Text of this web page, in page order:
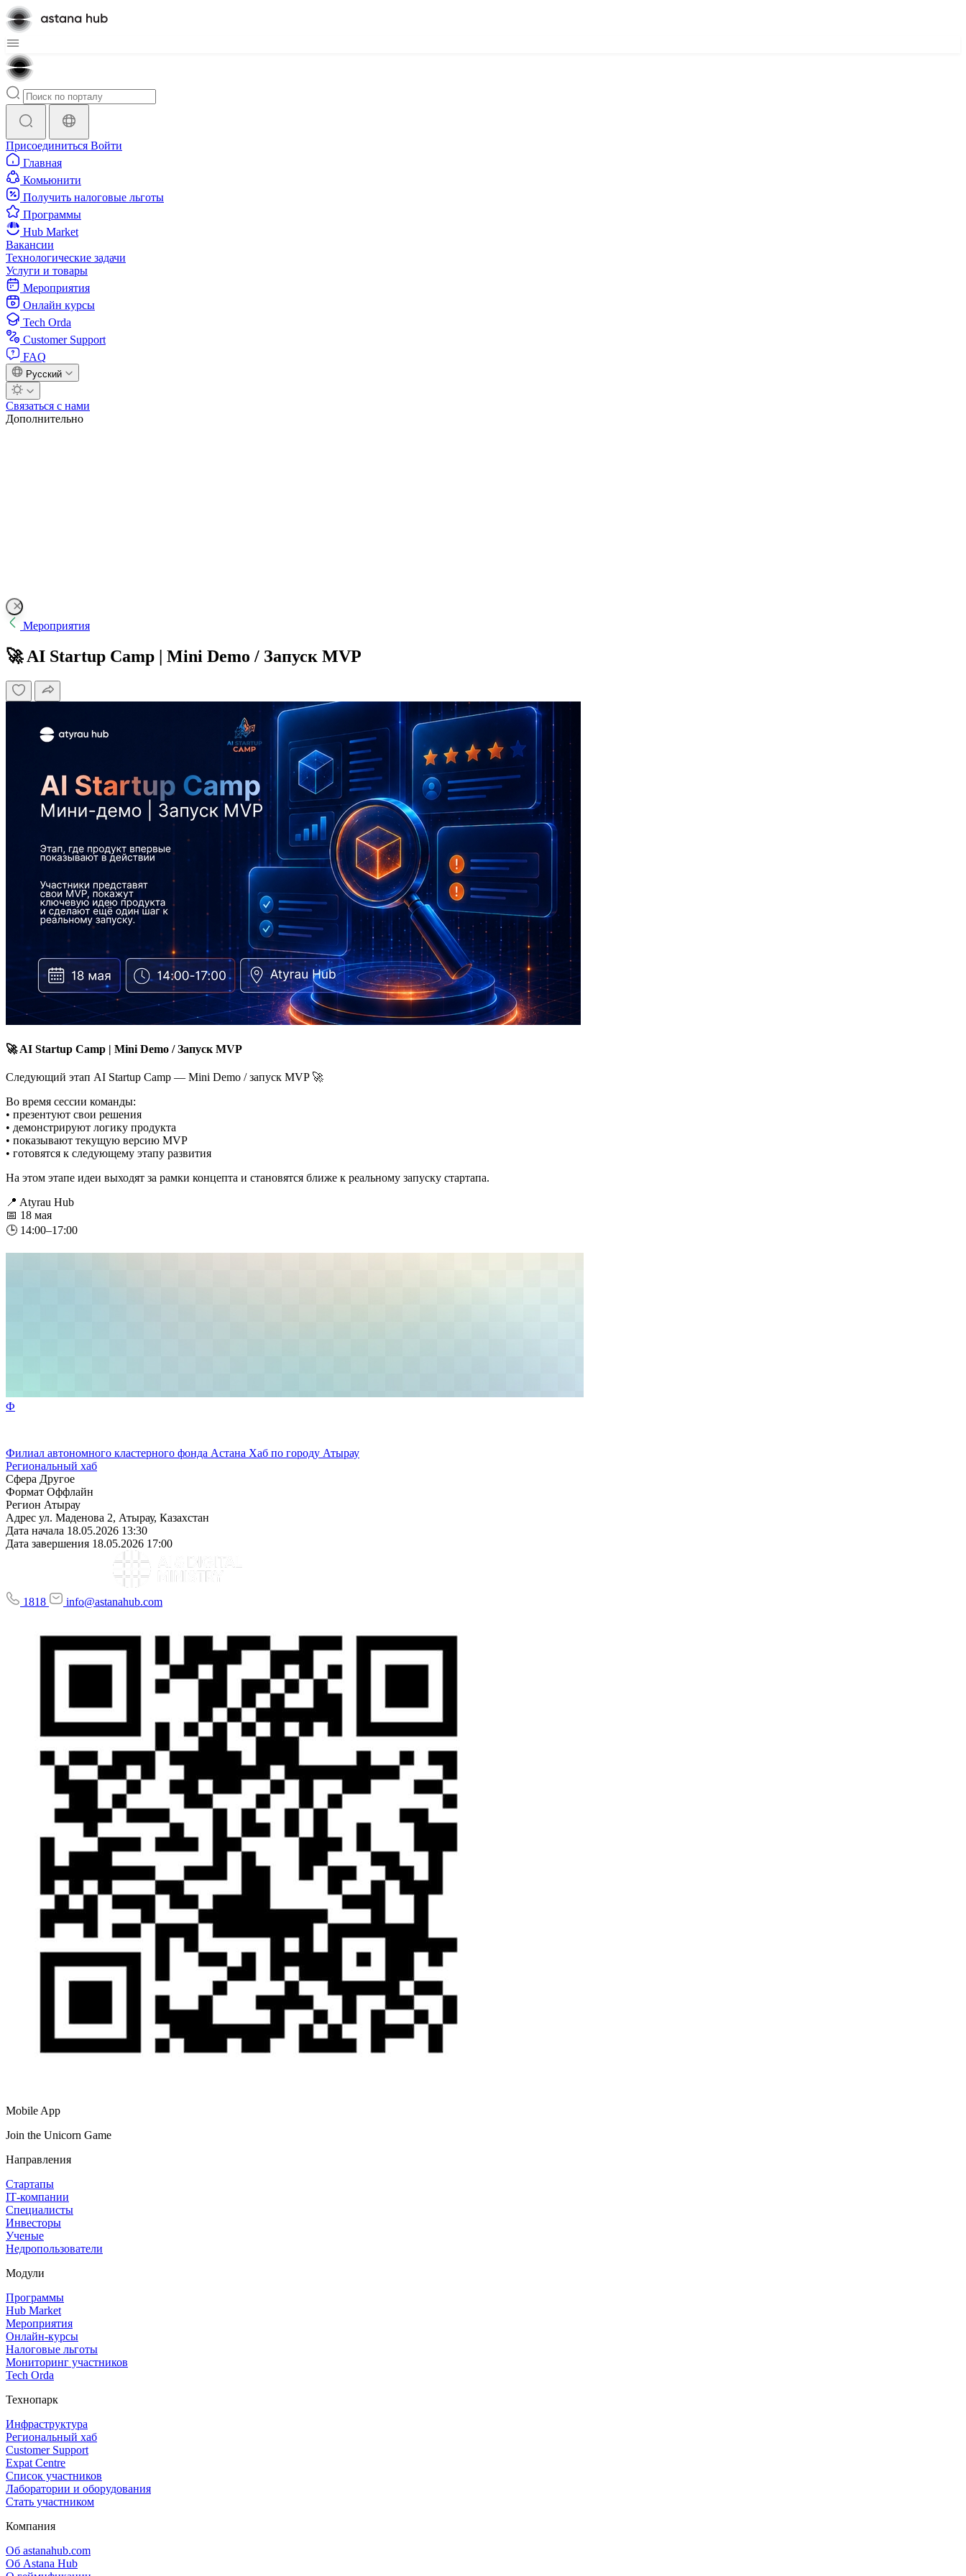
Присоединиться Войти
Главная
Комьюнити
Получить налоговые льготы
Программы
Hub Market
Вакансии
Технологические задачи
Услуги и товары
Мероприятия
Онлайн курсы
Tech Orda
Customer Support
FAQ
Русский
Связаться с нами
Дополнительно
Мероприятия
🚀 AI Startup Camp | Mini Demo / Запуск MVP
🚀 AI Startup Camp | Mini Demo / Запуск MVP
Следующий этап AI Startup Camp — Mini Demo / запуск MVP 🚀
Во время сессии команды:
• презентуют свои решения
• демонстрируют логику продукта
• показывают текущую версию MVP
• готовятся к следующему этапу развития
На этом этапе идеи выходят за рамки концепта и становятся ближе к реальному запуску стартапа.
📍 Atyrau Hub
📅 18 мая
🕒 14:00–17:00
Ф
Филиал автономного кластерного фонда Астана Хаб по городу Атырау
Региональный хаб
Сфера Другое
Формат Оффлайн
Регион Атырау
Адрес ул. Маденова 2, Атырау, Казахстан
Дата начала 18.05.2026 13:30
Дата завершения 18.05.2026 17:00
1818 info@astanahub.com
Mobile App
Join the Unicorn Game
Направления
Стартапы
IT‑компании
Специалисты
Инвесторы
Ученые
Недропользователи
Модули
Программы
Hub Market
Мероприятия
Онлайн‑курсы
Налоговые льготы
Мониторинг участников
Tech Orda
Технопарк
Инфраструктура
Региональный хаб
Customer Support
Expat Centre
Список участников
Лаборатории и оборудования
Стать участником
Компания
Об astanahub.com
Об Astana Hub